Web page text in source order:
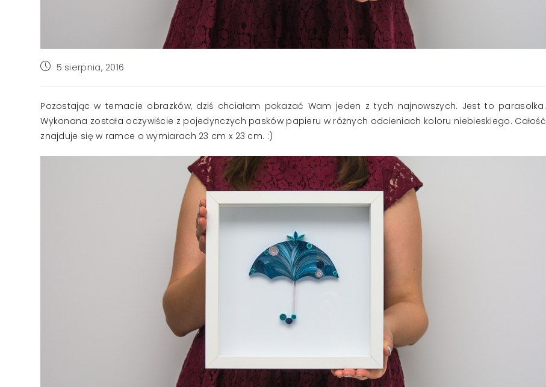
Post5 sierpnia, 2016
Pozostając w temacie obrazków, dziś chciałam pokazać Wam jeden z tych najnowszych. Jest to parasolka.
Wykonana została oczywiście z pojedynczych pasków papieru w różnych odcieniach koloru niebieskiego. Całość
znajduje się w ramce o wymiarach 23 cm x 23 cm. :)